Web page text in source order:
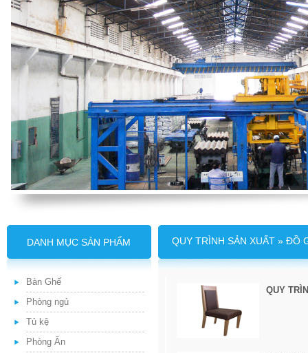
DANH MỤC SẢN PHẨM
Bàn Ghế
Phòng ngủ
Tủ kệ
Phòng Ăn
QUY TRÌNH SẢN XUẤT » ĐỒ
QUY